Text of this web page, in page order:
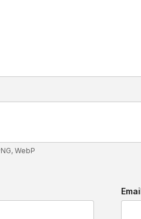
WebP
Email